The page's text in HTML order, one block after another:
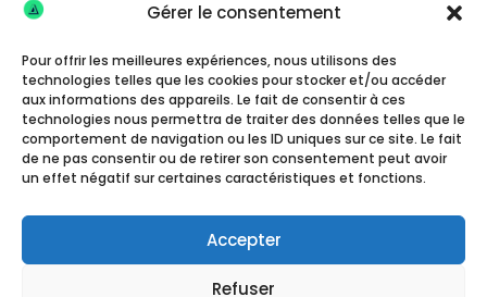
Gérer le consentement
Pour offrir les meilleures expériences, nous utilisons des
technologies telles que les cookies pour stocker et/ou accéder
aux informations des appareils. Le fait de consentir à ces
technologies nous permettra de traiter des données telles que le
comportement de navigation ou les ID uniques sur ce site. Le fait
de ne pas consentir ou de retirer son consentement peut avoir
un effet négatif sur certaines caractéristiques et fonctions.
Accepter
Refuser
S'abonner